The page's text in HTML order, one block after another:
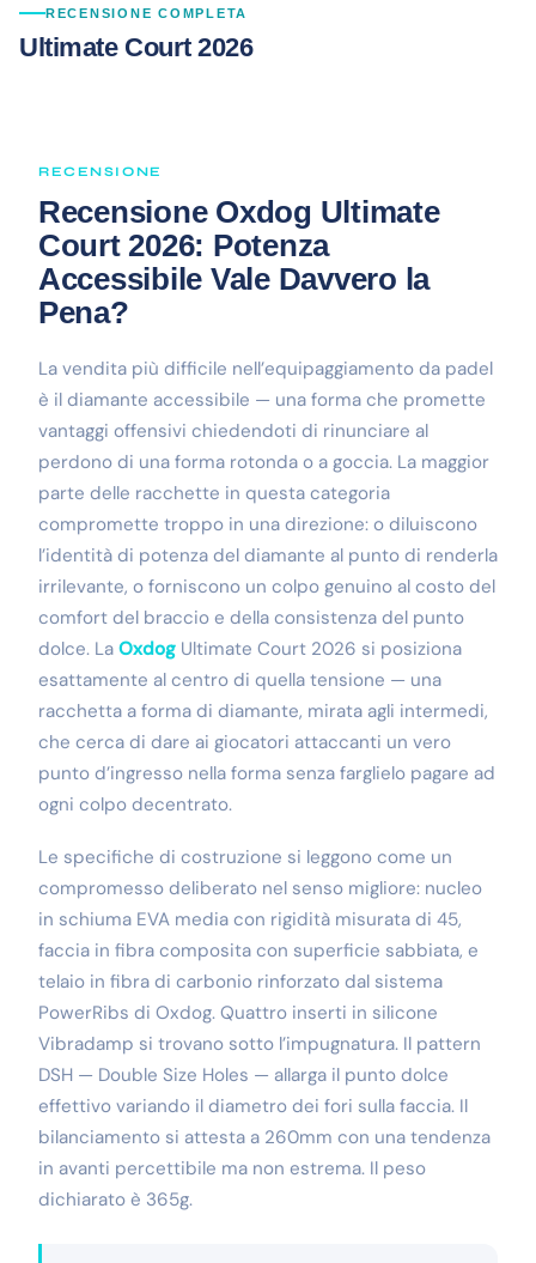
RECENSIONE COMPLETA
Ultimate Court 2026
RECENSIONE
Recensione Oxdog Ultimate
Court 2026: Potenza
Accessibile Vale Davvero la
Pena?
La vendita più difficile nell’equipaggiamento da padel
è il diamante accessibile — una forma che promette
vantaggi offensivi chiedendoti di rinunciare al
perdono di una forma rotonda o a goccia. La maggior
parte delle racchette in questa categoria
compromette troppo in una direzione: o diluiscono
l’identità di potenza del diamante al punto di renderla
irrilevante, o forniscono un colpo genuino al costo del
comfort del braccio e della consistenza del punto
dolce. La Oxdog Ultimate Court 2026 si posiziona
esattamente al centro di quella tensione — una
racchetta a forma di diamante, mirata agli intermedi,
che cerca di dare ai giocatori attaccanti un vero
punto d’ingresso nella forma senza farglielo pagare ad
ogni colpo decentrato.
Le specifiche di costruzione si leggono come un
compromesso deliberato nel senso migliore: nucleo
in schiuma EVA media con rigidità misurata di 45,
faccia in fibra composita con superficie sabbiata, e
telaio in fibra di carbonio rinforzato dal sistema
PowerRibs di Oxdog. Quattro inserti in silicone
Vibradamp si trovano sotto l’impugnatura. Il pattern
DSH — Double Size Holes — allarga il punto dolce
effettivo variando il diametro dei fori sulla faccia. Il
bilanciamento si attesta a 260mm con una tendenza
in avanti percettibile ma non estrema. Il peso
dichiarato è 365g.